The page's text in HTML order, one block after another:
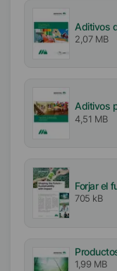
Sin silicona
Sin biocidasAditivos
2,07 MB
Aditivos
4,51 MB
Forjar el
705 kB
1,99 MB